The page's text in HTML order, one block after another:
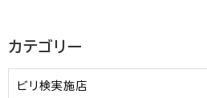
カテゴリー
ビリ検実施店